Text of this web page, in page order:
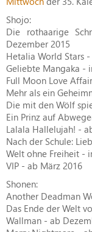
Shojo:
Die rothaarige
Dezember 2015
Hetalia World Stars
Geliebte Mangaka -
Full Moon Love
Mehr als ein
Die mit den Wölf
Ein Prinz auf
Lalala Hallelujah! -
Nach der Schule:
Welt ohne Freiheit -
VIP - ab März 2016
Shonen:
Another Deadman
Das Ende der Welt
Wallman - ab